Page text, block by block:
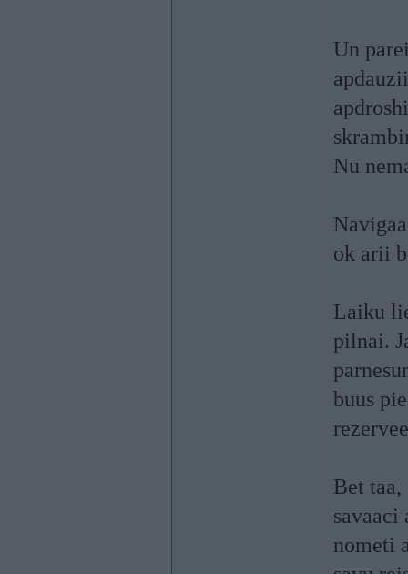
Un
Nu
ok arii
Laiku
pilnai.
buus
Bet
savaaci
nometi